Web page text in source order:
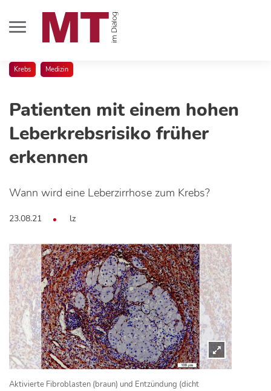
Krebs Medizin
Patienten mit einem hohen
Leberkrebsrisiko früher
erkennen
Wann wird eine Leberzirrhose zum Krebs?
23.08.21 lz
Aktivierte Fibroblasten (braun) und Entzündung (dicht